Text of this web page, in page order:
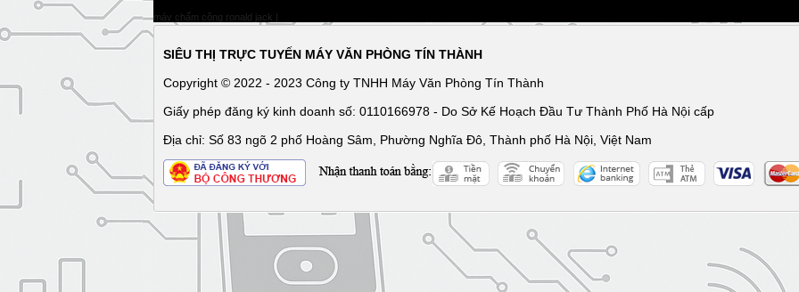
SIÊU THỊ TRỰC TUYẾN MÁY VĂN PHÒNG TÍN THÀNH
Copyright © 2022 - 2023 Công ty TNHH Máy Văn Phòng Tín Thành
Giấy phép đăng ký kinh doanh số: 0110166978 - Do Sở Kế Hoạch Đầu Tư Thành Phố Hà Nội cấp
Địa chỉ: Số 83 ngõ 2 phố Hoàng Sâm, Phường Nghĩa Đô, Thành phố Hà Nội, Việt Nam
máy chấm công ronald jack |